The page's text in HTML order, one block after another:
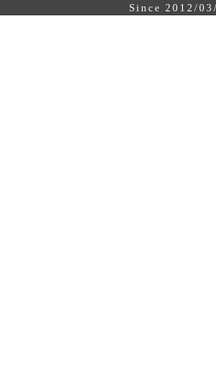
Since 2012/